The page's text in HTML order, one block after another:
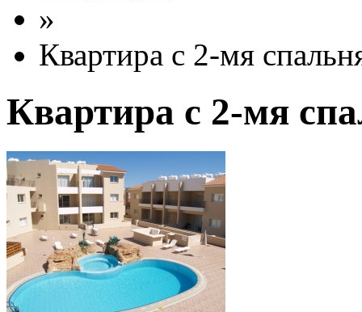
»
Квартира с 2-мя
Квартира с 2-мя